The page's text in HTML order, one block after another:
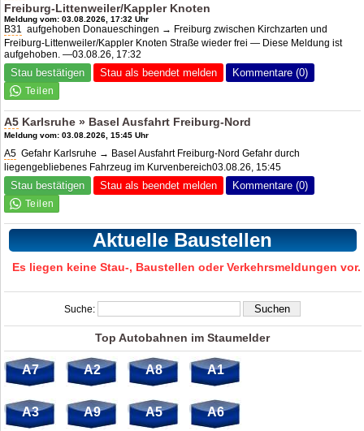
Freiburg-Littenweiler/Kappler Knoten
Meldung vom: 03.08.2026, 17:32 Uhr
B31 aufgehoben Donaueschingen → Freiburg zwischen Kirchzarten und
Freiburg-Littenweiler/Kappler Knoten Straße wieder frei — Diese Meldung ist
aufgehoben. —03.08.26, 17:32
Stau bestätigen Stau als beendet melden Kommentare (0)
A5 Karlsruhe » Basel Ausfahrt Freiburg-Nord
Meldung vom: 03.08.2026, 15:45 Uhr
A5 Gefahr Karlsruhe → Basel Ausfahrt Freiburg-Nord Gefahr durch
liegengebliebenes Fahrzeug im Kurvenbereich03.08.26, 15:45
Stau bestätigen Stau als beendet melden Kommentare (0)
Aktuelle Baustellen
Es liegen keine Stau-, Baustellen oder Verkehrsmeldungen vor.
Suche:
Top Autobahnen im Staumelder
A7 A2 A8 A1
A3 A9 A5 A6